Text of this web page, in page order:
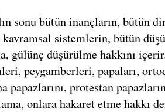
sonu bütün inançların, bütün
sistemlerin, bütün
gülünç düşürülme hakkını
peygamberleri, papaları,
papazlarını, protestan
onlara hakaret etme hakkı